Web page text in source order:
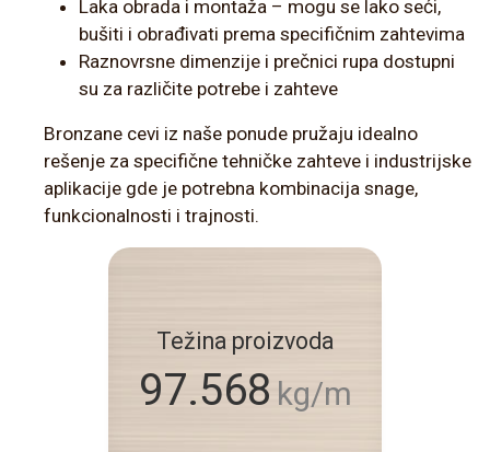
Laka obrada i montaža – mogu se lako seći,
bušiti i obrađivati prema specifičnim zahtevima
Raznovrsne dimenzije i prečnici rupa dostupni
su za različite potrebe i zahteve
Bronzane cevi iz naše ponude pružaju idealno
rešenje za specifične tehničke zahteve i industrijske
aplikacije gde je potrebna kombinacija snage,
funkcionalnosti i trajnosti.
Težina proizvoda
97.568 kg/m